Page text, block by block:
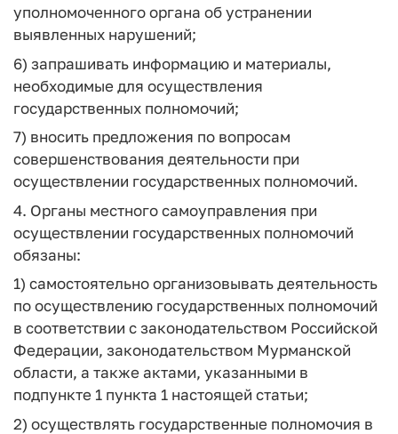
уполномоченного органа об устранении
выявленных нарушений;
6) запрашивать информацию и материалы,
необходимые для осуществления
государственных полномочий;
7) вносить предложения по вопросам
совершенствования деятельности при
осуществлении государственных полномочий.
4. Органы местного самоуправления при
осуществлении государственных полномочий
обязаны:
1) самостоятельно организовывать деятельность
по осуществлению государственных полномочий
в соответствии с законодательством Российской
Федерации, законодательством Мурманской
области, а также актами, указанными в
подпункте 1 пункта 1 настоящей статьи;
2) осуществлять государственные полномочия в